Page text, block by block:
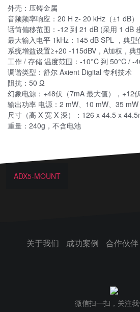
外壳：压铸金属
音频频率响应：20 H z- 20 kHz（±1 dB）
话筒偏移范围：-12 到 21 dB (采用 1 dB
最大输入电平 1kHz：145 dB SPL ，典型
系统增益设置≥+20 -115dBV，A加权，典
工作 / 存储 温度范围：-10°C 到 50°C / -
调谐类型：舒尔 Axient Digital 专利技术
阻抗：50 Ω
幻象电源：+48伏（7mA 最大值），+12
输出功率 电源：2 mW、10 mW、35
尺寸（高 X 宽 X 深）：126 x 44.5 x
重量：240g，不含电池
ADX5-MOUNT
关于我们 成功案例 合作伙伴
微信扫一扫，关注我